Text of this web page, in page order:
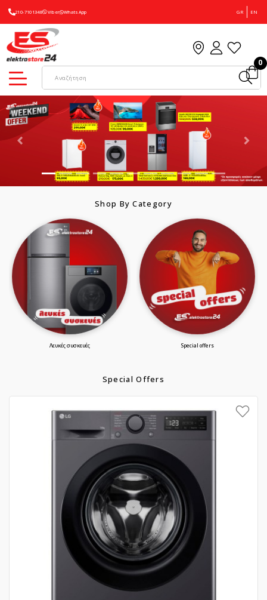
210-7101348 Viber WhatsApp GR EN
0
Shop By Category
λευκές συσκευές special offers
Special Offers